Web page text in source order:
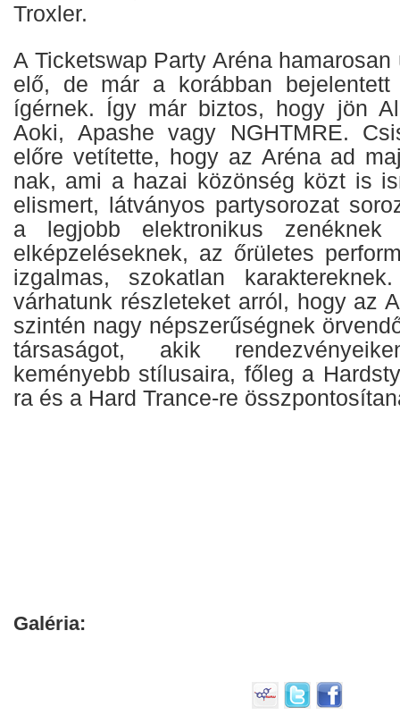
Troxler.
A Ticketswap Party Aréna
elő, de már a korábban
ígérnek. Így már biztos, hogy jön
Aoki, Apashe vagy NGHTMRE.
előre vetítette, hogy az Aréna ad
nak, ami a hazai közönség közt is
elismert, látványos partysorozat
a legjobb elektronikus
elképzeléseknek, az őrületes
izgalmas, szokatlan
várhatunk részleteket arról, hogy az
szintén nagy népszerűségnek
társaságot, akik
keményebb stílusaira, főleg a
ra és a Hard Trance-re
Galéria: